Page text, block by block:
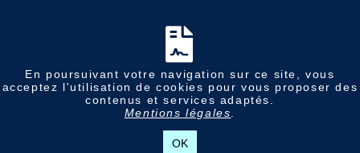
En poursuivant votre navigation sur ce site, vous
acceptez l'utilisation de cookies pour vous proposer des
contenus et services adaptés.
Mentions légales
OK